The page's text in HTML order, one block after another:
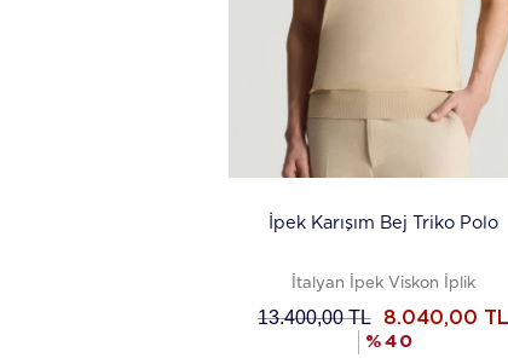
İpek Karışım Bej Triko Polo
İtalyan İpek Viskon İplik
13.400,00TL 8.040,00 TL
% 40